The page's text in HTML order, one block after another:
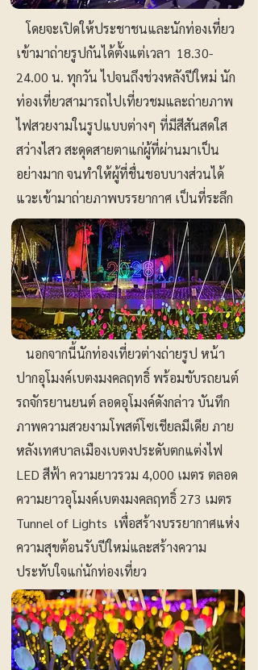
โดยจะเปิดให้ประชาชนและนักท่องเที่ยว
เข้ามาถ่ายรูปกันได้ตั้งแต่เวลา 18.30-
24.00 น. ทุกวัน ไปจนถึงช่วงหลังปีใหม่ นัก
ท่องเที่ยวสามารถไปเที่ยวชมและถ่ายภาพ
ไฟสวยงามในรูปแบบต่างๆ ที่มีสีสันสดใส
สว่างไสว สะดุดสายตาแก่ผู้ที่ผ่านมาเป็น
อย่างมาก จนทำให้ผู้ที่ชื่นชอบบางส่วนได้
แวะเข้ามาถ่ายภาพบรรยากาศ เป็นที่ระลึก
นอกจากนี้นักท่องเที่ยวต่างถ่ายรูป หน้า
ปากอุโมงค์เบตงมงคลฤทธิ์ พร้อมขับรถยนต์
รถจักรยานยนต์ ลอดอุโมงค์ดังกล่าว บันทึก
ภาพความสวยงามโพสต์โซเชียลมีเดีย ภาย
หลังเทศบาลเมืองเบตงประดับตกแต่งไฟ
LED สีฟ้า ความยาวรวม 4,000 เมตร ตลอด
ความยาวอุโมงค์เบตงมงคลฤทธิ์ 273 เมตร
Tunnel of Lights เพื่อสร้างบรรยากาศแห่ง
ความสุขต้อนรับปีใหม่และสร้างความ
ประทับใจแก่นักท่องเที่ยว